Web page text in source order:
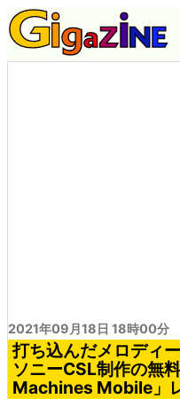
2021年09月18日 18時00分
打ち込んだメロディ
ソニーCSL制作の無
Machines Mobile」